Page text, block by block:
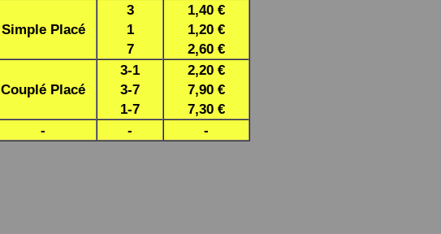
Simple Placé
3
1
7
1,40 €
1,20 €
2,60 €
Couplé Placé
3-1
3-7
1-7
2,20 €
7,90 €
7,30 €
- - -